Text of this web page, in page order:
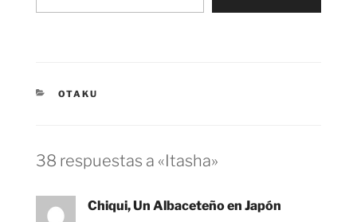
CATEGORÍAS
OTAKU
38 respuestas a «Itasha»
Chiqui, Un Albaceteño en Japón